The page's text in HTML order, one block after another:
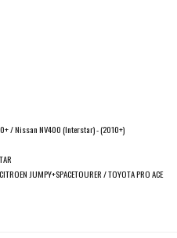
und
verwenden.
/ Nissan NV400 (Interstar) - (2010+)
JUMPY+SPACETOURER / TOYOTA PRO ACE